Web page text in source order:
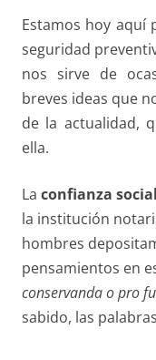
Estamos hoy aquí
seguridad
nos sirve de
breves ideas que
de la actualidad,
ella.
La confianza social
la institución
hombres
pensamientos en
conservanda o pro
sabido, las